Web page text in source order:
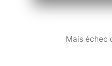
Mais échec